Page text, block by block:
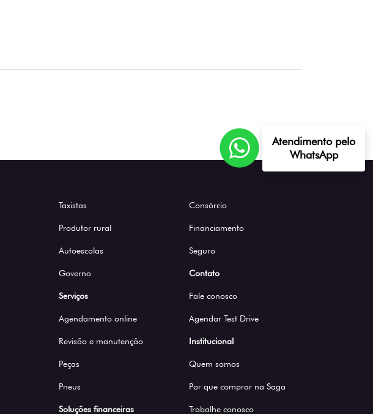
Taxistas
Produtor rural
Autoescolas
Governo
Serviços
Agendamento online
Revisão e manutenção
Peças
Pneus
Soluções financeiras
Consórcio
Financiamento
Seguro
Contato
Fale conosco
Agendar Test Drive
Institucional
Quem somos
Por que comprar na Saga
Trabalhe conosco
Atendimento pelo
WhatsApp